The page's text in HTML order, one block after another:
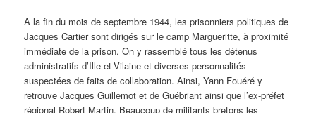
A la fin du mois de septembre 1944, les prisonniers politiques de
Jacques Cartier sont dirigés sur le camp Margueritte, à proximité
immédiate de la prison. On y rassemblé tous les détenus
administratifs d’Ille-et-Vilaine et diverses personnalités
suspectées de faits de collaboration. Ainsi, Yann Fouéré y
retrouve Jacques Guillemot et de Guébriant ainsi que l’ex-préfet
régional Robert Martin. Beaucoup de militants bretons les